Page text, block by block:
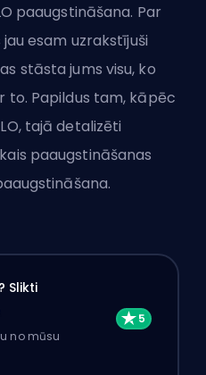
paaugstināšana. Par
esam uzrakstījuši
stāsta jums visu, ko
to. Papildus tam, kāpēc
tajā detalizēti
paaugstināšanas
Slikti
no mūsu